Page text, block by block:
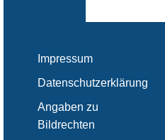
Impressum
Datenschutzerklärung
Angaben zu
Bildrechten